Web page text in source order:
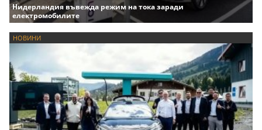
Нидерландия въвежда режим на тока заради
електромобилите
НОВИНИ